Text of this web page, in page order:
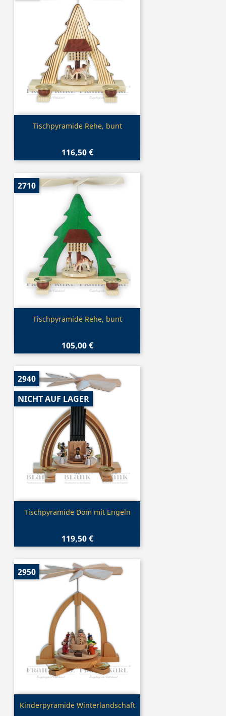
Vorschau
Tischpyramide Rehe, bunt
116,50 €
Vorschau
Tischpyramide Rehe, bunt
105,00 €
2710
Vorschau
Tischpyramide Dom mit Engeln
119,50 €
2940
NICHT AUF LAGER
Vorschau
Kinderpyramide Winterlandschaft
2950